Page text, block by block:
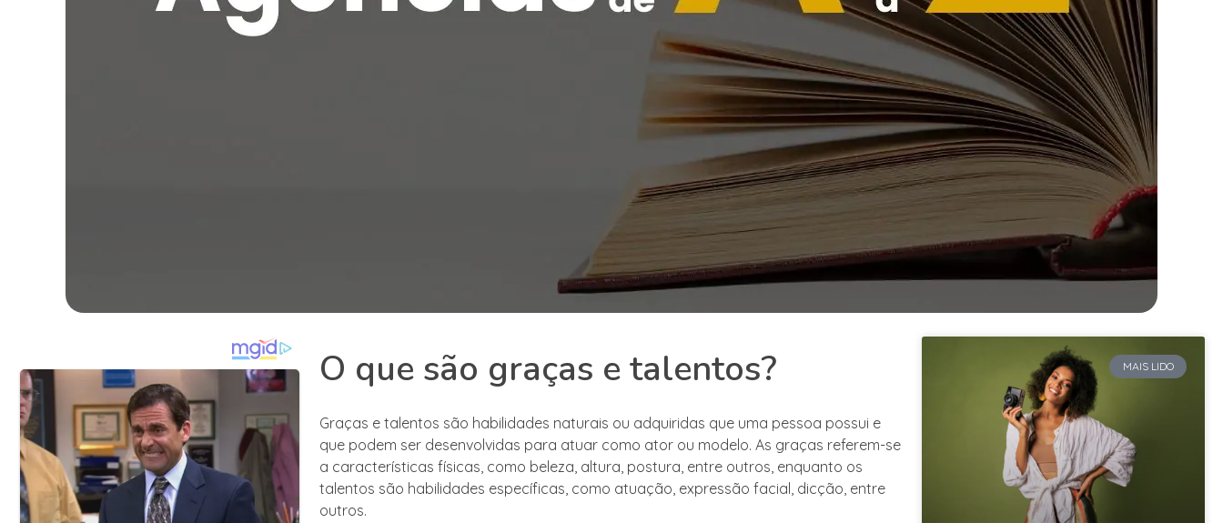
O que são graças e talentos?
Graças e talentos são habilidades naturais ou adquiridas que uma pessoa possui e
que podem ser desenvolvidas para atuar como ator ou modelo. As graças referem-se
a características físicas, como beleza, altura, postura, entre outros, enquanto os
talentos são habilidades específicas, como atuação, expressão facial, dicção, entre
outros.
MAIS LIDO